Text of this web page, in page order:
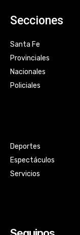
Secciones
Santa Fe
Provinciales
Nacionales
Policiales
Deportes
Espectáculos
Servicios